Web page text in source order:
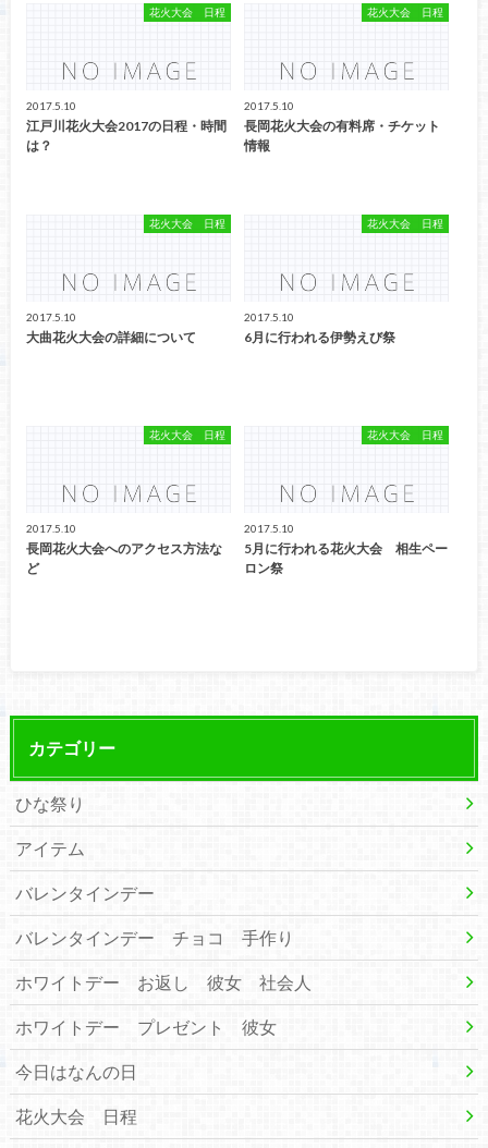
花火大会 日程
2017.5.10
江戸川花火大会2017の日程・時間
は？
花火大会 日程
2017.5.10
長岡花火大会の有料席・チケット
情報
花火大会 日程
2017.5.10
大曲花火大会の詳細について
花火大会 日程
2017.5.10
6月に行われる伊勢えび祭
花火大会 日程
2017.5.10
長岡花火大会へのアクセス方法な
ど
花火大会 日程
2017.5.10
5月に行われる花火大会 相生ペー
ロン祭
カテゴリー
ひな祭り
アイテム
バレンタインデー
バレンタインデー チョコ 手作り
ホワイトデー お返し 彼女 社会人
ホワイトデー プレゼント 彼女
今日はなんの日
花火大会 日程